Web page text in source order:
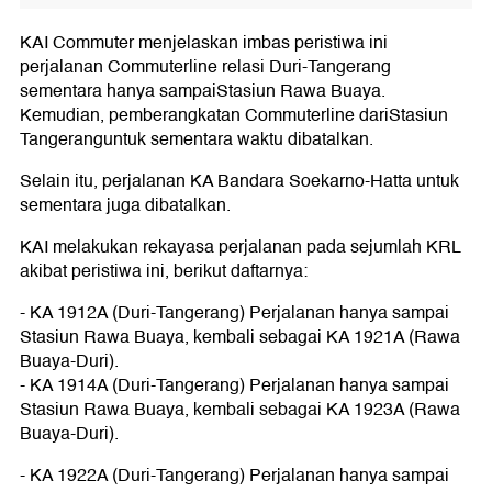
KAI Commuter menjelaskan imbas peristiwa ini
perjalanan Commuterline relasi Duri-Tangerang
sementara hanya sampaiStasiun Rawa Buaya.
Kemudian, pemberangkatan Commuterline dariStasiun
Tangeranguntuk sementara waktu dibatalkan.
Selain itu, perjalanan KA Bandara Soekarno-Hatta untuk
sementara juga dibatalkan.
KAI melakukan rekayasa perjalanan pada sejumlah KRL
akibat peristiwa ini, berikut daftarnya:
- KA 1912A (Duri-Tangerang) Perjalanan hanya sampai
Stasiun Rawa Buaya, kembali sebagai KA 1921A (Rawa
Buaya-Duri).
- KA 1914A (Duri-Tangerang) Perjalanan hanya sampai
Stasiun Rawa Buaya, kembali sebagai KA 1923A (Rawa
Buaya-Duri).
- KA 1922A (Duri-Tangerang) Perjalanan hanya sampai